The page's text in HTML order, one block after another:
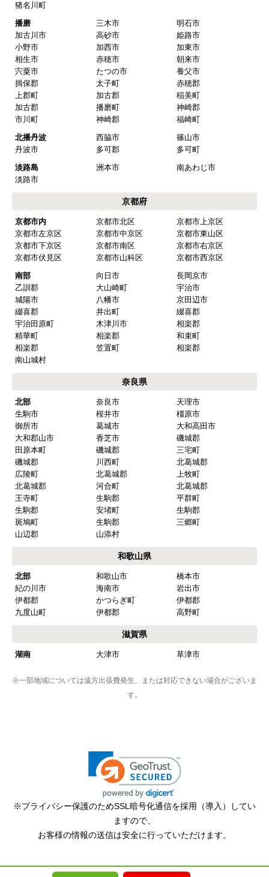
時期】2026年03月頃
【このショップを選んだ理由は？】
送料を含め価格が安かったから
【注文からどのくらいで届きましたか？】
翌日には届きました
【その他感想・コメント】
欲しい商品をスムーズに注文できましたか？
はい
ショップからの連絡や対応は適切でしたか？
予定の期日までに商品が届きましたか？
商品の梱包は必要十分なものでしたか？
またこのショップを利用したいですか？
【注文商品】換気扇・レンジフード 【注
文時期】2026年01月頃
【このショップを選んだ理由は？】
在庫が豊富。値段も安い！
【注文からどのくらいで届きましたか？】
入金の翌日出荷してくれた。
ある程度知識があり自分で段取り出来る人は関西な
らココしかないと思う。
2026年1月28日 18:23
商品の梱包は必要十分なものでしたか？
またこのショップを利用したいですか？
いいえ
【注文商品】エアコン・クーラー 【注文
猪名川町
播磨
三木市
明石市
加古川市
高砂市
姫路市
小野市
加西市
加東市
相生市
赤穂市
朝来市
宍粟市
たつの市
養父市
揖保郡
太子町
赤穂郡
上郡町
加古郡
稲美町
加古郡
播磨町
神崎郡
市川町
神崎郡
福崎町
北播丹波
西脇市
篠山市
丹波市
多可郡
多可町
淡路島
洲本市
南あわじ市
淡路市
京都府
京都市内 京都市北区
京都市上京区
京都市左京区
京都市中京区
京都市東山区
京都市下京区
京都市南区
京都市右京区
京都市伏見区
京都市山科区
京都市西京区
南部
向日市
長岡京市
乙訓郡
大山崎町
宇治市
城陽市
八幡市
京田辺市
綴喜郡
井出町
綴喜郡
宇治田原町
木津川市
相楽郡
精華町
相楽郡
和束町
相楽郡
笠置町
相楽郡
南山城村
奈良県
北部 奈良市
天理市
生駒市
桜井市
橿原市
御所市
葛城市
大和高田市
大和郡山市
香芝市
磯城郡
田原本町
磯城郡
三宅町
磯城郡
川西町
北葛城郡
広陵町
北葛城郡
上牧町
北葛城郡
河合町
北葛城郡
王寺町
生駒郡
平群町
生駒郡
安堵町
生駒郡
斑鳩町
生駒郡
三郷町
山辺郡
山添村
和歌山県
北部 和歌山市
橋本市
紀の川市
海南市
岩出市
伊都郡
かつらぎ町
伊都郡
九度山町
伊都郡 高野町
滋賀県
湖南 大津市 草津市
※一部地域については遠方出張費発生、または対応できない場合がございま
す。
※プライバシー保護のためSSL暗号化通信を採用（導入）してい
ますので、
お客様の情報の送信は安全に行っていただけます。